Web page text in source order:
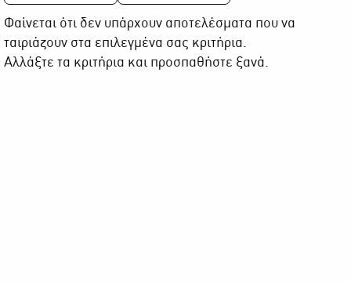
Φαίνεται ότι δεν υπάρχουν αποτελέσματα που να
ταιριάζουν στα επιλεγμένα σας κριτήρια.
Αλλάξτε τα κριτήρια και προσπαθήστε ξανά.